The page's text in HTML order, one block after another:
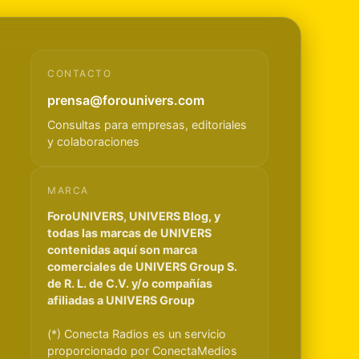
CONTACTO
prensa@forounivers.com
Consultas para empresas, editoriales
y colaboraciones
MARCA
ForoUNIVERS, UNIVERS Blog, y
todas las marcas de UNIVERS
contenidas aquí son marca
comerciales de UNIVERS Group S.
de R. L. de C.V. y/o compañías
afiliadas a UNIVERS Group
(*) Conecta Radios es un servicio
proporcionado por ConectaMedios